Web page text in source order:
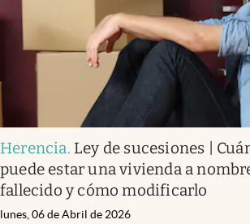
Herencia. Ley de sucesiones |
puede estar una vivienda a
fallecido y cómo modificarlo
lunes, 06 de Abril de 2026